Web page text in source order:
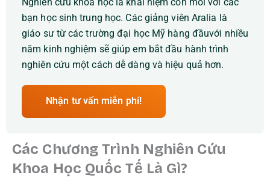
Nghiên cứu khoa học là khái niệm còn mói với các
bạn học sinh trung học. Các giảng viên Aralia là
giáo sư từ các trường đại học Mỹ hàng đầuvới nhiều
năm kinh nghiệm sẽ giúp em bắt đầu hành trình
nghiên cứu một cách dễ dàng và hiệu quả hơn.
Nhận tư vấn miễn phí!
Các Chương Trình Nghiên Cứu
Khoa Học Quốc Tế Là Gì?